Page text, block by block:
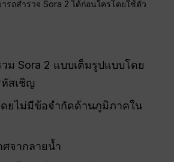
ถสำรวจ Sora 2 ได้ก่อนใครโดยใช้ตัว
ม Sora 2 แบบเต็มรูปแบบโดย
สเชิญ
ดยไม่มีข้อจำกัดด้านภูมิภาคใน
จากลายน้ำ